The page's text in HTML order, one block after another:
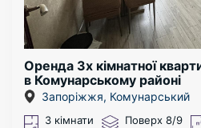
Оренда 3х кімнатної
в Комунарському районі
Запоріжжя, Комунарський
3 кімнати Поверх 8/9